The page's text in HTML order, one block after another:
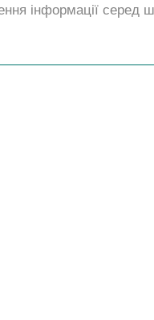
інформації серед